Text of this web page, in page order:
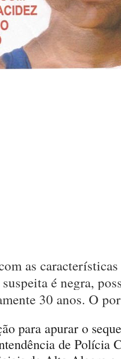
as
é negra,
30 anos. O
para apurar o
de